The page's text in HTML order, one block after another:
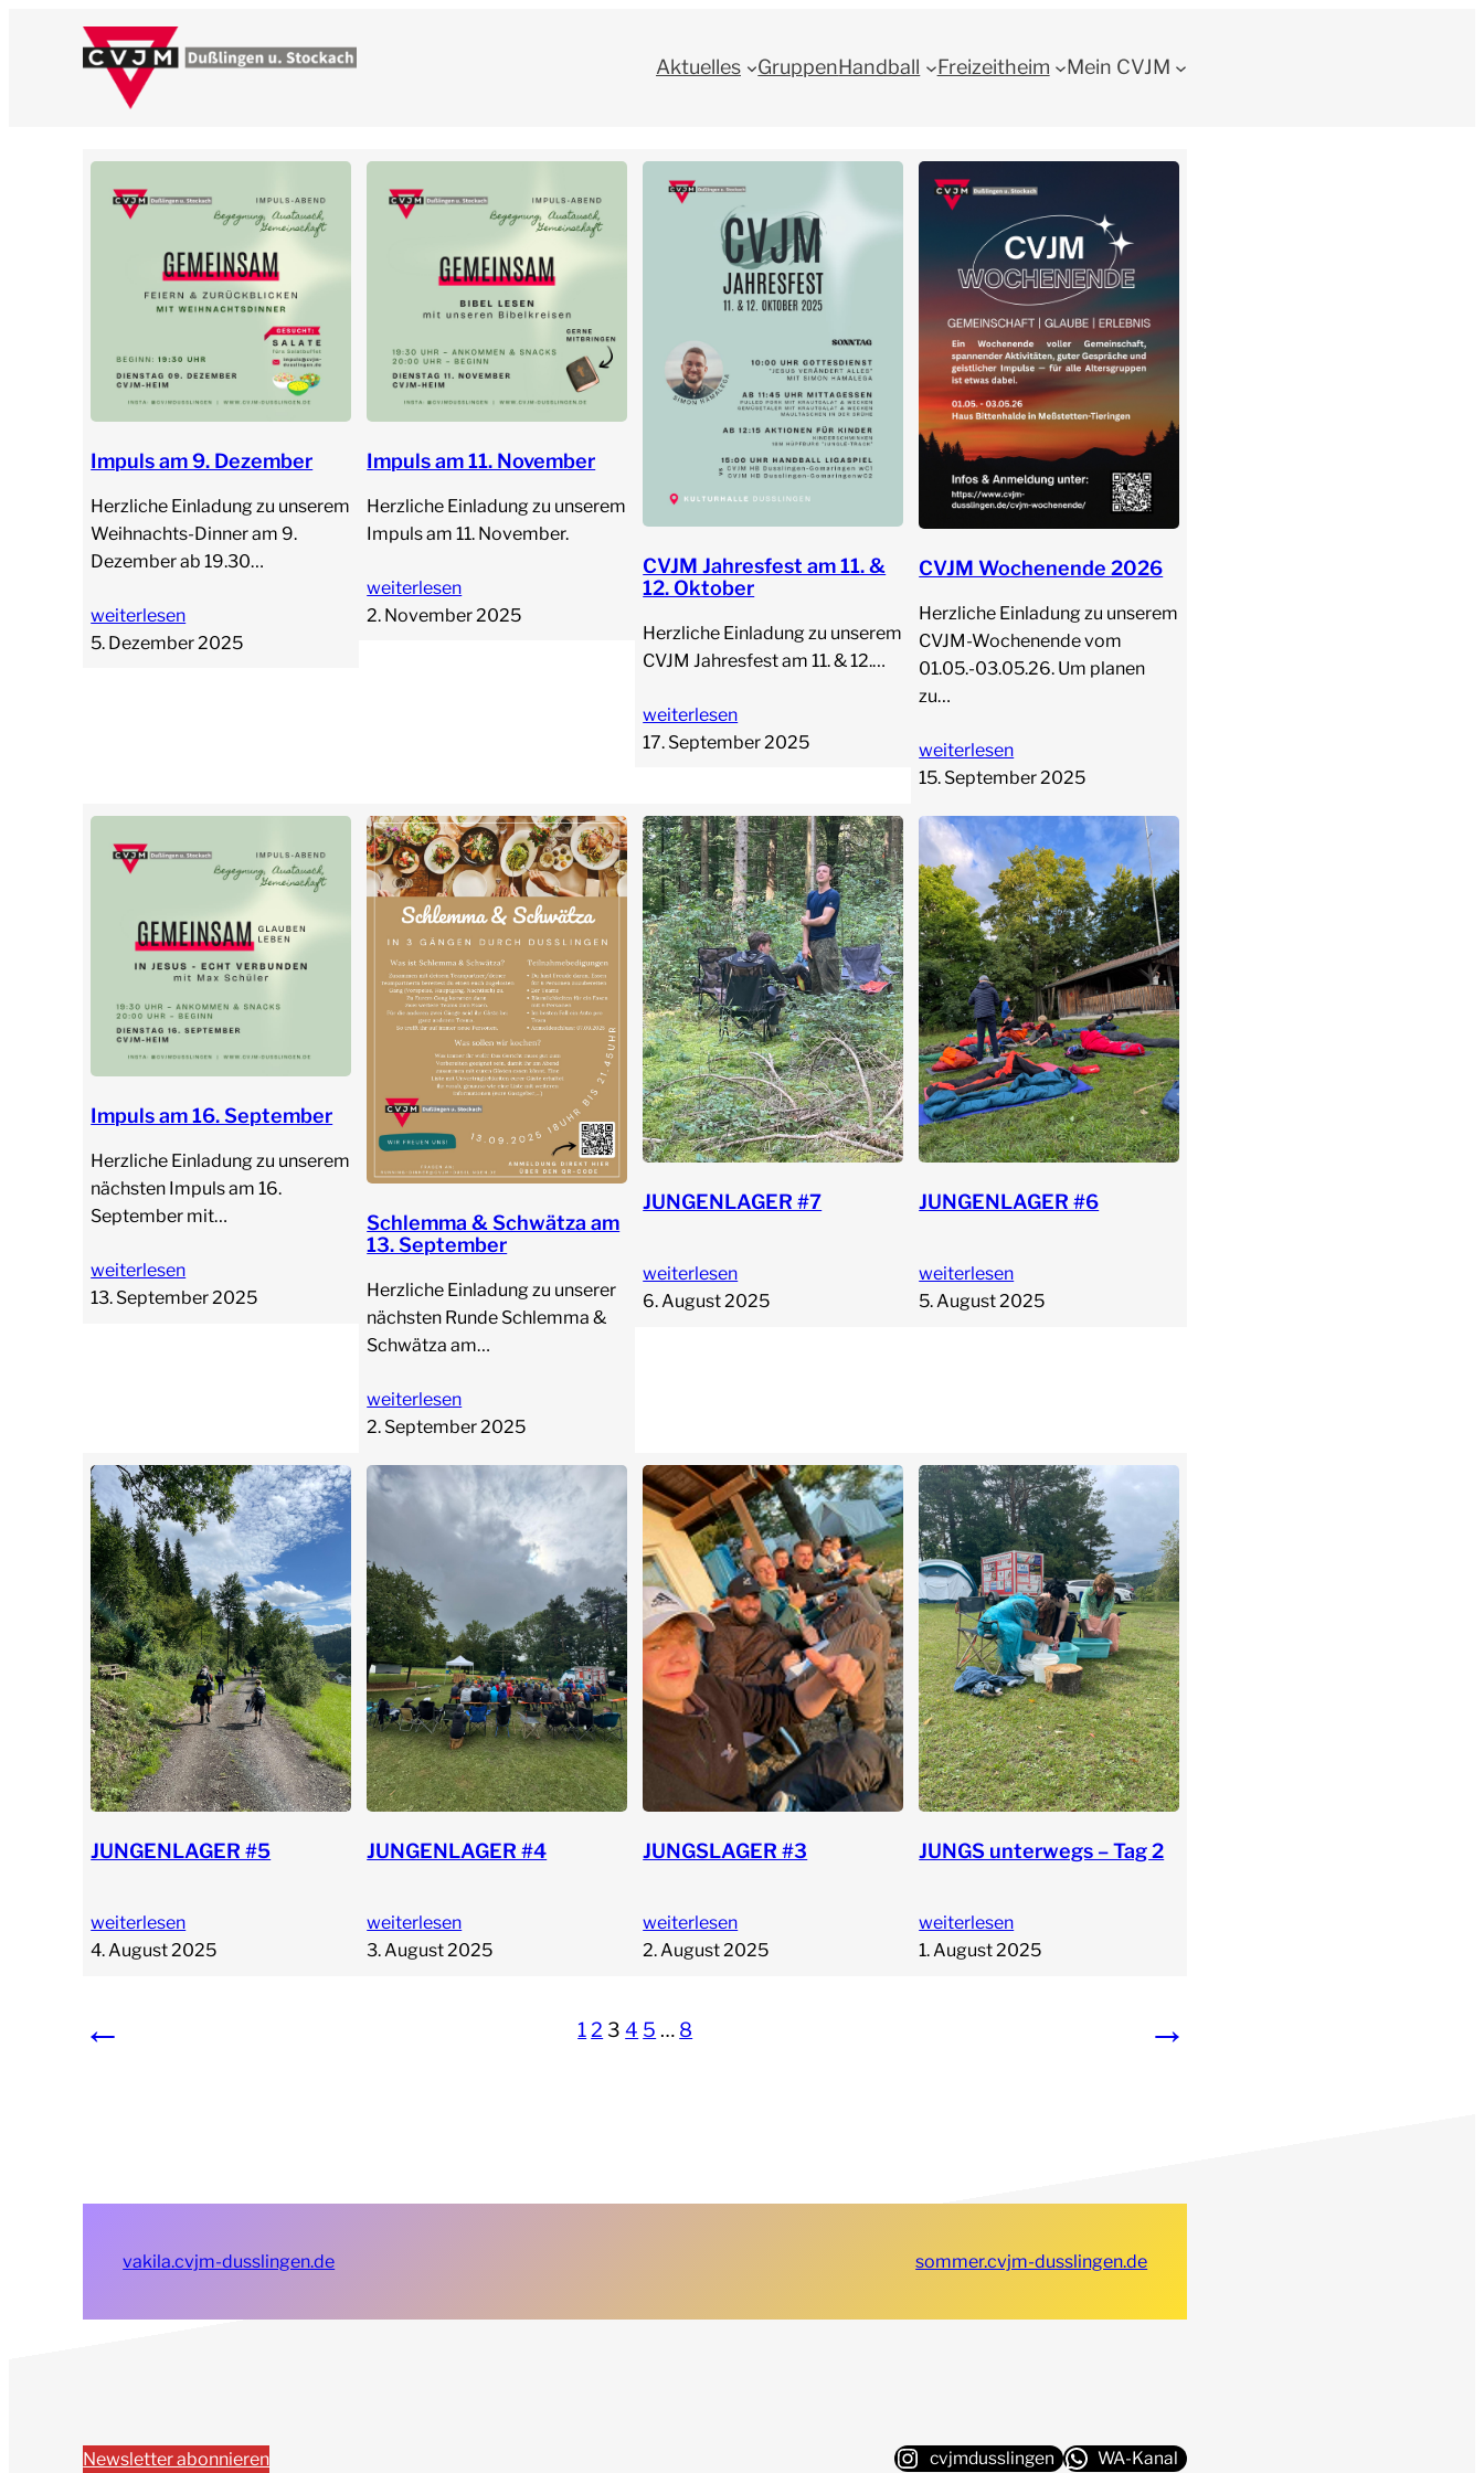
Aktuelles GruppenHandball Freizeitheim Mein CVJM
Impuls am 9. Dezember
Herzliche Einladung zu unserem
Weihnachts-Dinner am 9.
Dezember ab 19.30…
weiterlesen
5. Dezember 2025
Impuls am 11. November
Herzliche Einladung zu unserem
Impuls am 11. November.
weiterlesen
2. November 2025
CVJM Jahresfest am 11. &
12. Oktober
Herzliche Einladung zu unserem
CVJM Jahresfest am 11. & 12.…
weiterlesen
17. September 2025
CVJM Wochenende 2026
Herzliche Einladung zu unserem
CVJM-Wochenende vom
01.05.-03.05.26. Um planen
zu…
weiterlesen
15. September 2025
Impuls am 16. September
Herzliche Einladung zu unserem
nächsten Impuls am 16.
September mit…
weiterlesen
13. September 2025
Schlemma & Schwätza am
13. September
Herzliche Einladung zu unserer
nächsten Runde Schlemma &
Schwätza am…
weiterlesen
2. September 2025
JUNGENLAGER #7
weiterlesen
6. August 2025
JUNGENLAGER #6
weiterlesen
5. August 2025
JUNGENLAGER #5
weiterlesen
4. August 2025
JUNGENLAGER #4
weiterlesen
3. August 2025
JUNGSLAGER #3
weiterlesen
2. August 2025
JUNGS unterwegs – Tag 2
weiterlesen
1. August 2025
← 1 2 3 4 5 … 8 →
vakila.cvjm-dusslingen.de sommer.cvjm-dusslingen.de
Newsletter abonnieren cvjmdusslingen WA-Kanal